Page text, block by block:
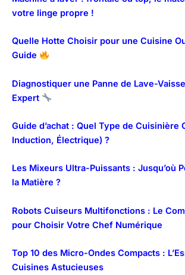
votre linge propre !
Quelle Hotte Choisir pour une Cuisine
Guide
Diagnostiquer une Panne de Lave-
Expert
Guide d’achat : Quel Type de Cuisinière
Induction, Électrique) ?
Les Mixeurs Ultra-Puissants : Jusqu’où
la Matière ?
Robots Cuiseurs Multifonctions : Le
pour Choisir Votre Chef Numérique
Top 10 des Micro-Ondes Compacts :
Cuisines Astucieuses